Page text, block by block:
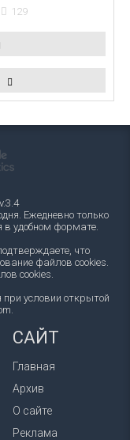
129
Ежедневно только
в удобном формате.
что
файлов cookies.
cookies.
условии открытой
САЙТ
Главная
Архив
О сайте
Реклама